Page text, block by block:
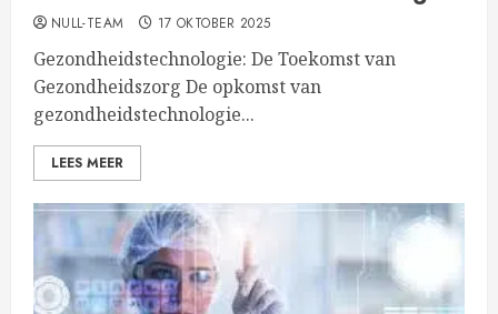
NULL-TEAM 17 OKTOBER 2025
Gezondheidstechnologie: De Toekomst van
Gezondheidszorg De opkomst van
gezondheidstechnologie...
LEES MEER